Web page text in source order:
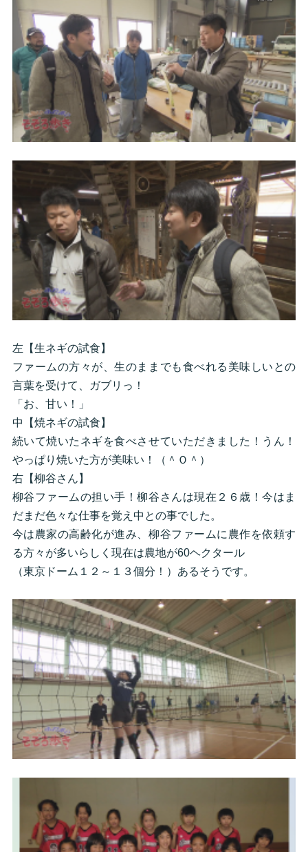
左【生ネギの試食】
ファームの方々が、生のままでも食べれる美味しいとの
言葉を受けて、ガブリっ！
「お、甘い！」
中【焼ネギの試食】
続いて焼いたネギを食べさせていただきました！うん！
やっぱり焼いた方が美味い！（＾Ｏ＾）
右【柳谷さん】
柳谷ファームの担い手！柳谷さんは現在２６歳！今はま
だまだ色々な仕事を覚え中との事でした。
今は農家の高齢化が進み、柳谷ファームに農作を依頼す
る方々が多いらしく現在は農地が60ヘクタール
（東京ドーム１２～１３個分！）あるそうです。